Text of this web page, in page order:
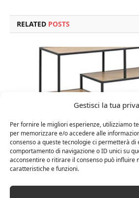
Gestisci la tua
Per fornire le migliori esperienze, utilizziamo
per memorizzare e/o accedere alle
consenso a queste tecnologie ci permetterà di
comportamento di navigazione o ID unici su
acconsentire o ritirare il consenso può influire
caratteristiche e funzioni.
RELATED POSTS
Amazon Basics Martin – Libreria,
marchio Movian)